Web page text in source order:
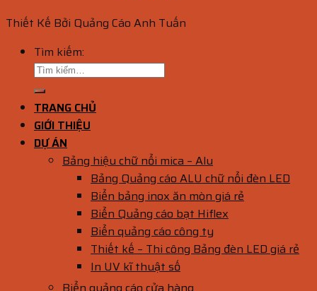
Thiết Kế Bởi Quảng Cáo Anh Tuấn
Tìm kiếm:
TRANG CHỦ
GIỚI THIỆU
DỰ ÁN
Bảng hiệu chữ nổi mica – Alu
Bảng Quảng cáo ALU chữ nổi đèn LED
Biển bảng inox ăn mòn giá rẻ
Biển Quảng cáo bạt Hiflex
Biển quảng cáo công ty
Thiết kế – Thi công Bảng đèn LED giá rẻ
In UV kĩ thuật số